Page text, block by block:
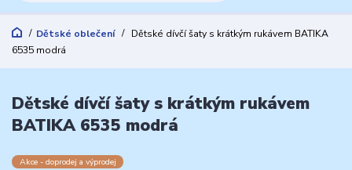
Dětské oblečení
Dětské dívčí šaty s krátkým rukávem BATIKA
6535 modrá
Dětské dívčí šaty s krátkým rukávem
BATIKA 6535 modrá
Akce - doprodej a výprodej